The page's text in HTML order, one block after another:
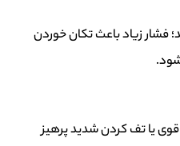
فشار زیاد باعث تکان خوردن
قوی یا تف کردن شدید پرهیز